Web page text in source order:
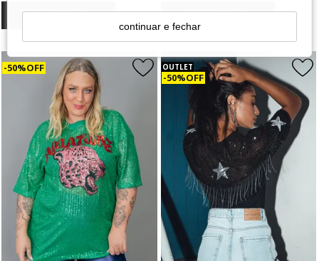
continuar e fechar
COMPRAR COMPRAR
50% OFF OUTLET
50% OFF